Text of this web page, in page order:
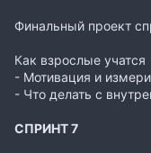
Финальный проект
Как взрослые учатся
- Мотивация и
- Что делать с
СПРИНТ 7